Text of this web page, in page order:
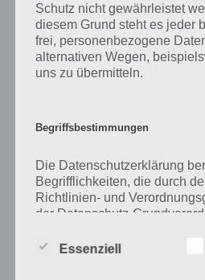
Auf WhatsApp teilen
Tweet auf Twitter
Mehr Artikel hier
Schutz nicht gewährleistet
diesem Grund steht es jeder
frei, personenbezogene
alternativen Wegen,
uns zu übermitteln.
Begriffsbestimmungen
Die Datenschutzerklärung
Begrifflichkeiten, die durch
Richtlinien- und
der Datenschutz-
soll sowohl für die
Essenziell